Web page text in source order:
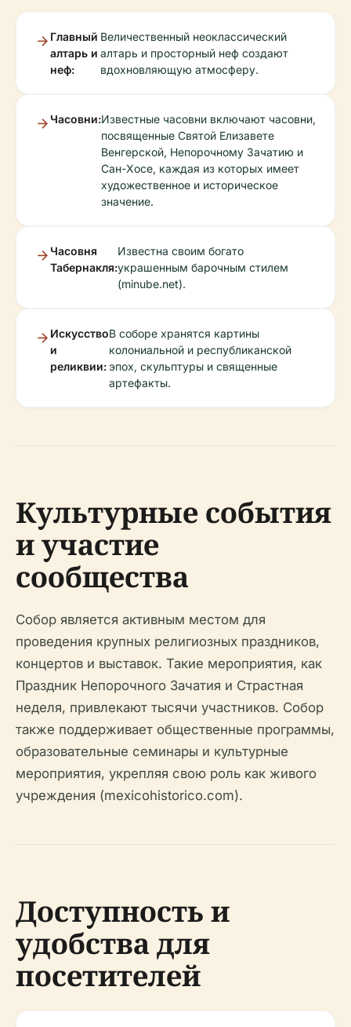
Главный
алтарь и
неф:
Величественный неоклассический
алтарь и просторный неф создают
вдохновляющую атмосферу.
Часовни:Известные часовни включают часовни,
посвященные Святой Елизавете
Венгерской, Непорочному Зачатию и
Сан-Хосе, каждая из которых имеет
художественное и историческое
значение.
Часовня
Табернакля:
Известна своим богато
украшенным барочным стилем
(minube.net).
Искусство
и
реликвии:
В соборе хранятся картины
колониальной и республиканской
эпох, скульптуры и священные
артефакты.
Культурные события
и участие
сообщества
Собор является активным местом для
проведения крупных религиозных праздников,
концертов и выставок. Такие мероприятия, как
Праздник Непорочного Зачатия и Страстная
неделя, привлекают тысячи участников. Собор
также поддерживает общественные программы,
образовательные семинары и культурные
мероприятия, укрепляя свою роль как живого
учреждения (mexicohistorico.com).
Доступность и
удобства для
посетителей